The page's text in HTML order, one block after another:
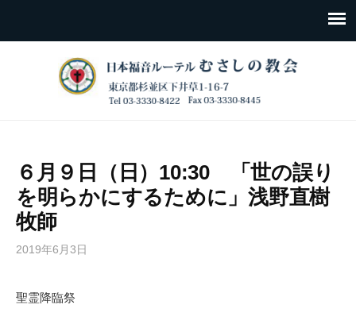
６月９日（日）10:30 「世の誤り
を明らかにするために」浅野直樹
牧師
2019年6月3日
聖霊降臨祭